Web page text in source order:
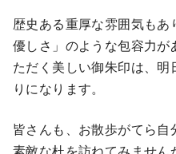
歴史ある重厚な雰囲気も
優しさ」のような包容力
ただく美しい御朱印は、
りになります。
皆さんも、お散歩がてら